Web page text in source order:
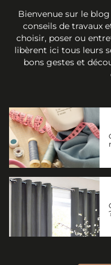
Bienvenue sur le
conseils de travaux
choisir, poser ou
libèrent ici tous leurs
bons gestes et